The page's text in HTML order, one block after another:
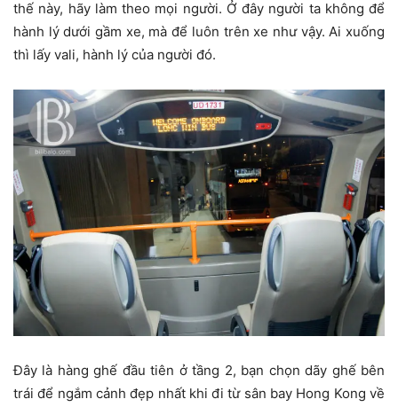
thế này, hãy làm theo mọi người. Ở đây người ta không để
hành lý dưới gầm xe, mà để luôn trên xe như vậy. Ai xuống
thì lấy vali, hành lý của người đó.
Đây là hàng ghế đầu tiên ở tầng 2, bạn chọn dãy ghế bên
trái để ngắm cảnh đẹp nhất khi đi từ sân bay Hong Kong về